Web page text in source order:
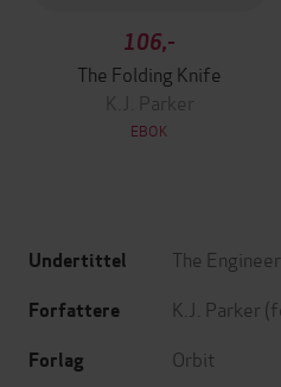
106,-
The Folding Knife
K.J. Parker
EBOK
Undertittel The
Forfattere K.J. Parker
Forlag Orbit